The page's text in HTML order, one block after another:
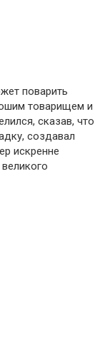
поварить
товарищем и
сказав, что
создавал
искренне